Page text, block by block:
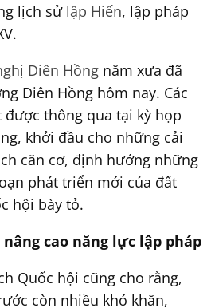
lịch sử lập Hiến, lập pháp
Diên Hồng năm xưa đã
Diên Hồng hôm nay. Các
được thông qua tại kỳ họp
khởi đầu cho những cải
căn cơ, định hướng những
phát triển mới của đất
hội bày tỏ.
cao năng lực lập pháp
Quốc hội cũng cho rằng,
còn nhiều khó khăn,